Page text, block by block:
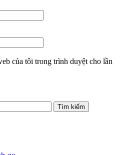
của tôi trong trình duyệt cho lần